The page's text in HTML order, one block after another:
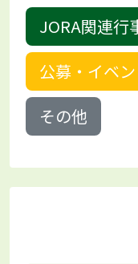
JORA関連行
公募・イベン
その他